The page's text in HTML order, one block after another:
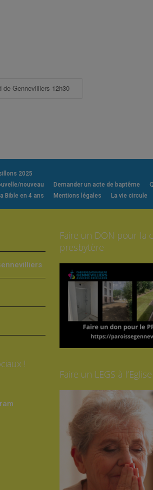
de Gennevilliers 12h30
2025
nouveau Demander un acte de baptême
Bible en 4 ans
Mentions légales La vie circule
!
Faire un DON pour la
presbytère
Faire un LEGS à l’Eglise